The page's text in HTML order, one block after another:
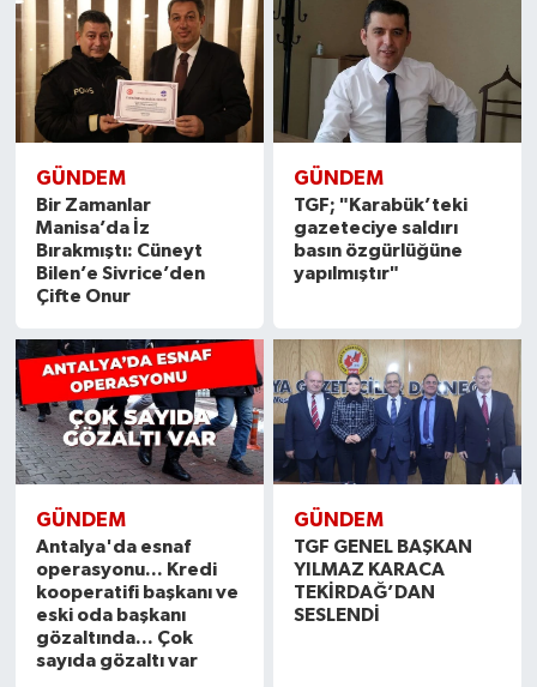
GÜNDEM
Bir Zamanlar
Manisa’da İz
Bırakmıştı: Cüneyt
Bilen’e Sivrice’den
Çifte Onur
GÜNDEM
TGF; "Karabük’teki
gazeteciye saldırı
basın özgürlüğüne
yapılmıştır"
GÜNDEM
Antalya'da esnaf
operasyonu... Kredi
kooperatifi başkanı ve
eski oda başkanı
gözaltında... Çok
sayıda gözaltı var
GÜNDEM
TGF GENEL BAŞKAN
YILMAZ KARACA
TEKİRDAĞ’DAN
SESLENDİ